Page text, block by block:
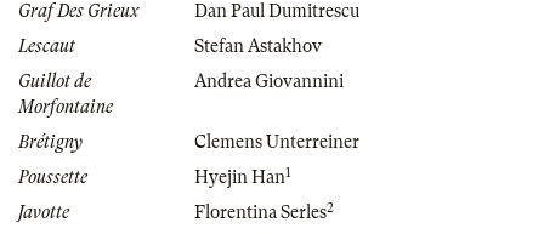
Graf Des Grieux
Dan Paul Dumitrescu
Lescaut
Stefan Astakhov
Guillot de
Morfontaine
Andrea Giovannini
Brétigny
Clemens Unterreiner
Poussette
Hyejin Han1
Javotte Florentina Serles2